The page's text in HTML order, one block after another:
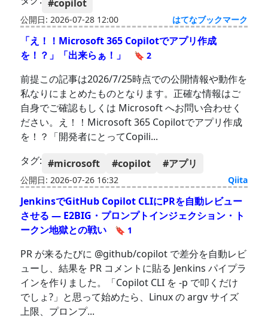
#copilot
公開日: 2026-07-28 12:00 はてなブックマーク
「え！！Microsoft 365 Copilotでアプリ作成
を！？」「出来らぁ！」
🔖 2
前提この記事は2026/7/25時点での公開情報や動作を
私なりにまとめたものとなります。正確な情報はご
自身でご確認もしくは Microsoft へお問い合わせく
ださい。え！！Microsoft 365 Copilotでアプリ作成
を！？「開発者にとってCopili...
タグ: #microsoft #copilot #アプリ
公開日: 2026-07-26 16:32 Qiita
JenkinsでGitHub Copilot CLIにPRを自動レビュー
させる ― E2BIG・プロンプトインジェクション・ト
ークン地獄との戦い
🔖 1
PR が来るたびに @github/copilot で差分を自動レビ
ューし、結果を PR コメントに貼る Jenkins パイプラ
インを作りました。「Copilot CLI を -p で叩くだけ
でしょ?」と思って始めたら、Linux の argv サイズ
上限、プロンプ...